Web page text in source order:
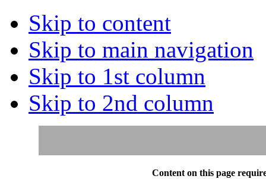
Skip to content
Skip to main navigation
Skip to 1st column
Skip to 2nd column
Content on this page